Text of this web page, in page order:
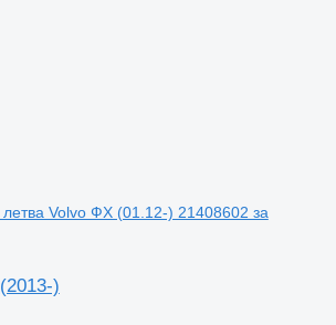
летва Volvo ФХ (01.12-) 21408602 за
)